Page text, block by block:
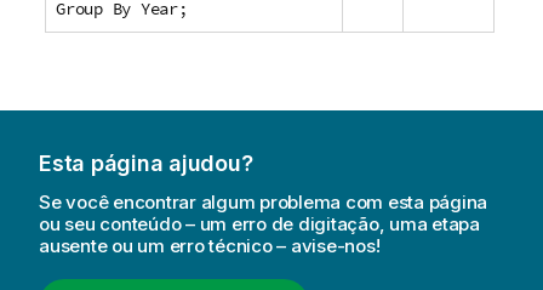
Group By Year;
Esta página ajudou?
Se você encontrar algum problema com esta página
ou seu conteúdo – um erro de digitação, uma etapa
ausente ou um erro técnico – avise-nos!